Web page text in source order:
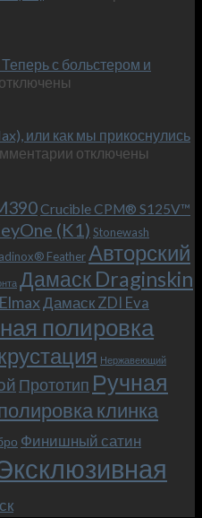
–
и
KeyOne
с больстером и
котключены
или как мы прикоснулись
к
Макс
(Mad
Max),
или
как
мы
прикоснулись
к
фильма.
отключены
Crucible CPM® S125V™
(K1) Stonewash
FeatherАвторский
Дамаск Draginskin
Дамаск ZDI Eva
полировка
Нержавеющий
Прототип Ручная
клинка
Финишный сатин